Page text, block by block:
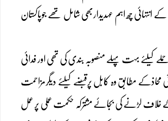
کے انتہائی چھ اہم عہدیداربھی شامل تھے جوپاکستان
کیلئے بہت پہلے منصوبہ بندی کی تھی اور فدائی
محاذکے مطابق وہ کابل پرقبضے کیلئے دیگرمزاحمت
لڑنے کی بجائے مشترکہ حکمت عملی پر عمل